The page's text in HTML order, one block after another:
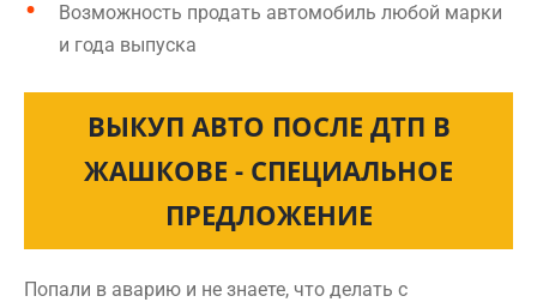
Возможность продать автомобиль любой марки
и года выпуска
ВЫКУП АВТО ПОСЛЕ ДТП В
ЖАШКОВЕ - СПЕЦИАЛЬНОЕ
ПРЕДЛОЖЕНИЕ
Попали в аварию и не знаете, что делать с